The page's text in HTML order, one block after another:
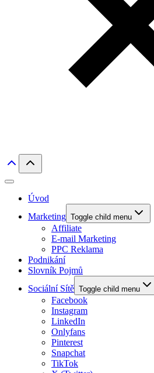
Úvod
Marketing Toggle child menu
Affiliate
E-mail Marketing
PPC Reklama
Podnikání
Slovník Pojmů
Sociální Sítě Toggle child menu
Facebook
Instagram
LinkedIn
Onlyfans
Pinterest
Snapchat
TikTok